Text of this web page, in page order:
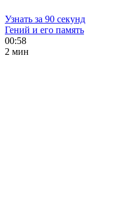
Узнать за 90 секунд
Гений и его память
00:58
2 мин